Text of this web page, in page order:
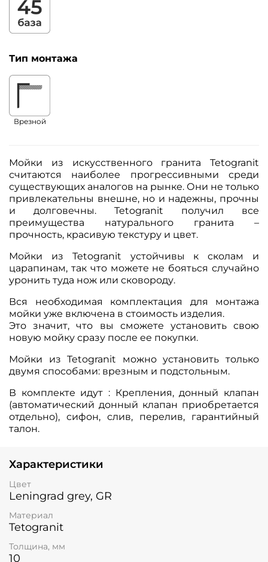
Тип монтажа
Врезной
Мойки из искусственного гранита Tetogranit
считаются наиболее прогрессивными среди
существующих аналогов на рынке. Они не только
привлекательны внешне, но и надежны, прочны
и долговечны. Tetogranit получил все
преимущества натурального гранита –
прочность, красивую текстуру и цвет.
Мойки из Tetogranit устойчивы к сколам и
царапинам, так что можете не бояться случайно
уронить туда нож или сковороду.
Вся необходимая комплектация для монтажа
мойки уже включена в стоимость изделия.
Это значит, что вы сможете установить свою
новую мойку сразу после ее покупки.
Мойки из Tetogranit можно установить только
двумя способами: врезным и подстольным.
В комплекте идут : Крепления, донный клапан
(автоматический донный клапан приобретается
отдельно), сифон, слив, перелив, гарантийный
талон.
Характеристики
Цвет
Leningrad grey, GR
Материал
Tetogranit
Толщина, мм
10